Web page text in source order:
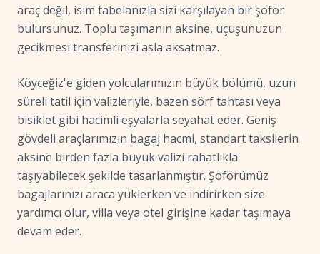
araç değil, isim tabelanızla sizi karşılayan bir şoför
bulursunuz. Toplu taşımanın aksine, uçuşunuzun
gecikmesi transferinizi asla aksatmaz.
Köyceğiz'e giden yolcularımızın büyük bölümü, uzun
süreli tatil için valizleriyle, bazen sörf tahtası veya
bisiklet gibi hacimli eşyalarla seyahat eder. Geniş
gövdeli araçlarımızın bagaj hacmi, standart taksilerin
aksine birden fazla büyük valizi rahatlıkla
taşıyabilecek şekilde tasarlanmıştır. Şoförümüz
bagajlarınızı araca yüklerken ve indirirken size
yardımcı olur, villa veya otel girişine kadar taşımaya
devam eder.